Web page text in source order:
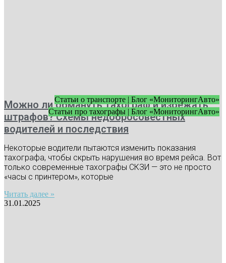
Статьи о транспорте | Блог «МониторингАвто»
Статьи про тахографы | Блог «МониторингАвто»
Можно ли обмануть тахограф и избежать
штрафов? Схемы недобросовестных
водителей и последствия
Некоторые водители пытаются изменить показания
тахографа, чтобы скрыть нарушения во время рейса. Вот
только современные тахографы СКЗИ — это не просто
«часы с принтером», которые
Читать далее »
31.01.2025